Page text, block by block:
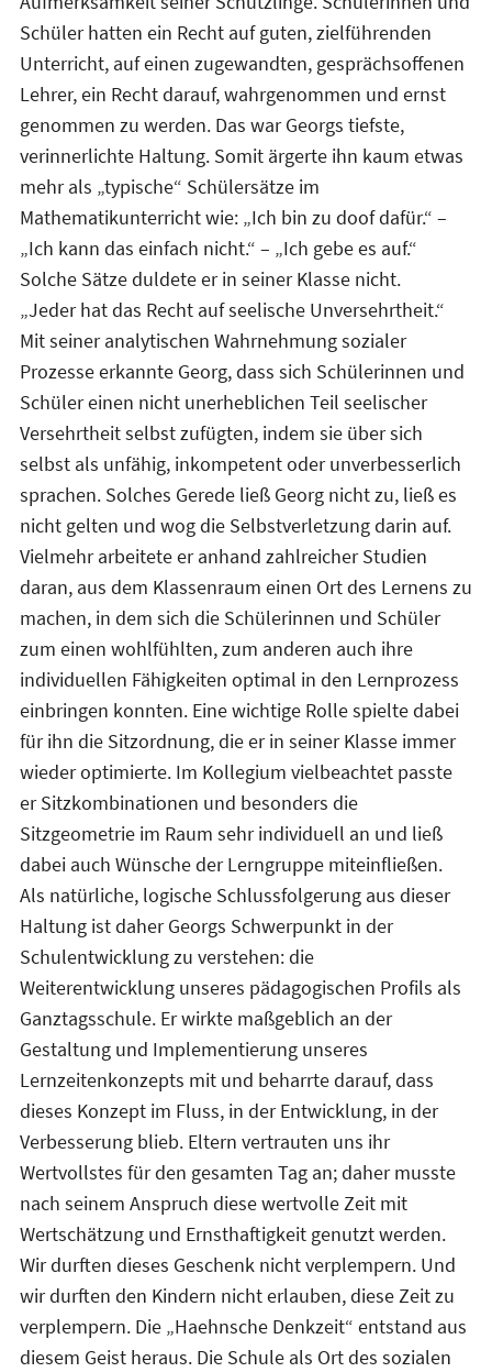
Schüler hatten ein Recht auf guten, zielführenden
Unterricht, auf einen zugewandten, gesprächsoffenen
Lehrer, ein Recht darauf, wahrgenommen und ernst
genommen zu werden. Das war Georgs tiefste,
verinnerlichte Haltung. Somit ärgerte ihn kaum etwas
mehr als „typische“ Schülersätze im
Mathematikunterricht wie: „Ich bin zu doof dafür.“ –
„Ich kann das einfach nicht.“ – „Ich gebe es auf.“
Solche Sätze duldete er in seiner Klasse nicht.
„Jeder hat das Recht auf seelische Unversehrtheit.“
Mit seiner analytischen Wahrnehmung sozialer
Prozesse erkannte Georg, dass sich Schülerinnen und
Schüler einen nicht unerheblichen Teil seelischer
Versehrtheit selbst zufügten, indem sie über sich
selbst als unfähig, inkompetent oder unverbesserlich
sprachen. Solches Gerede ließ Georg nicht zu, ließ es
nicht gelten und wog die Selbstverletzung darin auf.
Vielmehr arbeitete er anhand zahlreicher Studien
daran, aus dem Klassenraum einen Ort des Lernens zu
machen, in dem sich die Schülerinnen und Schüler
zum einen wohlfühlten, zum anderen auch ihre
individuellen Fähigkeiten optimal in den Lernprozess
einbringen konnten. Eine wichtige Rolle spielte dabei
für ihn die Sitzordnung, die er in seiner Klasse immer
wieder optimierte. Im Kollegium vielbeachtet passte
er Sitzkombinationen und besonders die
Sitzgeometrie im Raum sehr individuell an und ließ
dabei auch Wünsche der Lerngruppe miteinfließen.
Als natürliche, logische Schlussfolgerung aus dieser
Haltung ist daher Georgs Schwerpunkt in der
Schulentwicklung zu verstehen: die
Weiterentwicklung unseres pädagogischen Profils als
Ganztagsschule. Er wirkte maßgeblich an der
Gestaltung und Implementierung unseres
Lernzeitenkonzepts mit und beharrte darauf, dass
dieses Konzept im Fluss, in der Entwicklung, in der
Verbesserung blieb. Eltern vertrauten uns ihr
Wertvollstes für den gesamten Tag an; daher musste
nach seinem Anspruch diese wertvolle Zeit mit
Wertschätzung und Ernsthaftigkeit genutzt werden.
Wir durften dieses Geschenk nicht verplempern. Und
wir durften den Kindern nicht erlauben, diese Zeit zu
verplempern. Die „Haehnsche Denkzeit“ entstand aus
diesem Geist heraus. Die Schule als Ort des sozialen